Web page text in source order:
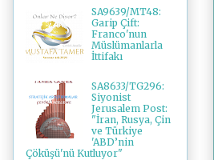
SA9639/MT48:
Garip Çift:
Franco'nun
Müslümanlarla
İttifakı
SA8633/TG296:
Siyonist
Jerusalem Post:
"İran, Rusya, Çin
ve Türkiye
'ABD’nin
Çöküşü'nü Kutluyor"